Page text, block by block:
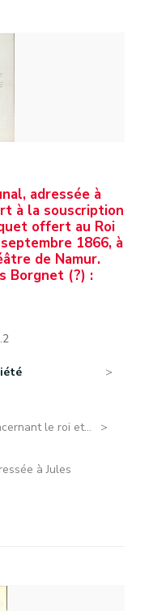
adressée à
à la souscription
offert au Roi
1866, à
de Namur.
Borgnet (?) :
le roi et...
à Jules